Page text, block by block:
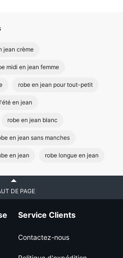
jean crème
midi en jean femme
robe en jean pour tout-petit
en jean
robe en jean blanc
en jean sans manches
en jean robe longue en jean
DE PAGE
Service Clients
Contactez-nous